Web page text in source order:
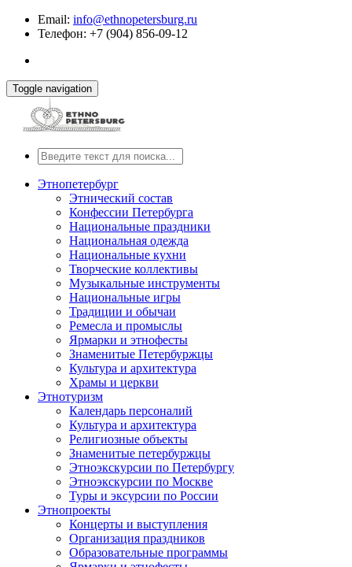
Email: info@ethnopetersburg.ru
Телефон: +7 (904) 856-09-12
Toggle navigation
Этнопетербург
Этнический состав
Конфессии Петербурга
Национальные праздники
Национальная одежда
Национальные кухни
Творческие коллективы
Музыкальные инструменты
Национальные игры
Традиции и обычаи
Ремесла и промыслы
Ярмарки и этнофесты
Знаменитые Петербуржцы
Культура и архитектура
Храмы и церкви
Этнотуризм
Календарь персоналий
Культура и архитектура
Религиозные объекты
Знаменитые петербуржцы
Этноэкскурсии по Петербургу
Этноэкскурсии по Москве
Туры и эксурсии по России
Этнопроекты
Концерты и выступления
Организация праздников
Образовательные программы